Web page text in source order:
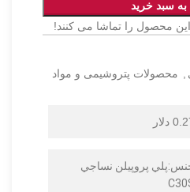
به سبد خرید
محصول را تماشا می کنند!
محصولات پتروشیمی و مواد
دلار
پروپيلن نساجي